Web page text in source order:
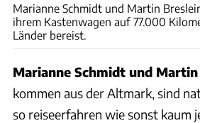
Marianne Schmidt und Martin
ihrem Kastenwagen auf 77.000
Länder bereist.
Marianne Schmidt und
kommen aus der Altmark, sind
so reiseerfahren wie sonst kaum